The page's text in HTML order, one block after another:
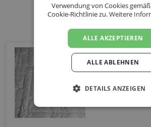
Alpakahof
Verwendung von Cookies
Cookie-Richtlinie zu.Weitere
ALLE AKZEPTIEREN
ALLE ABLEHNEN
DETAILS ANZEIGEN